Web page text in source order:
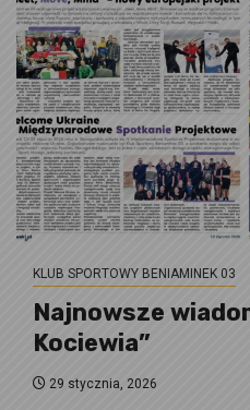
KLUB SPORTOWY BENIAMINEK 03
Najnowsze
Kociewia”
29 stycznia, 2026